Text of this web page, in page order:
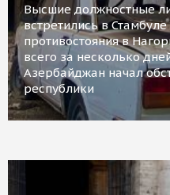
Высшие должностные
встретились в
противостояния в
всего за несколько
Азербайджан начал
республики